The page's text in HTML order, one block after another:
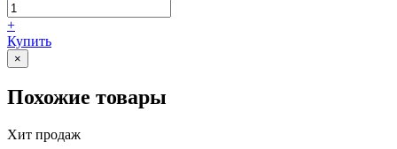
+
Купить
×
Похожие товары
Хит продаж